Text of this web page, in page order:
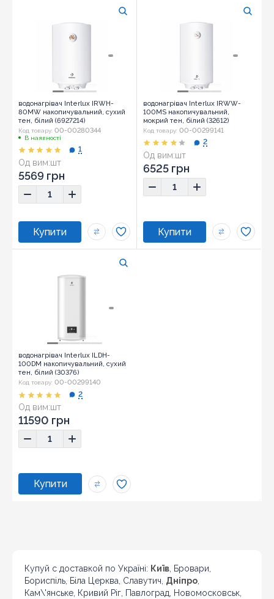
водонагрівач Interlux IRWH-
80MW накопичувальний, сухий
тен, білий (6927214)
Код товару: 00-00280344
В наявності
Од вим:шт
1
5569 грн
водонагрівач Interlux IRWW-
100MS накопичувальний,
мокрий тен, білий (32612)
Код товару: 00-00299141
Од вим:шт
2
6525 грн
водонагрівач Interlux ILDH-
100DM накопичувальний, сухий
тен, білий (30376)
Код товару: 00-00299140
Од вим:шт
2
11590 грн
Купуй с доставкой по Україні: Київ, Бровари,
Бориспіль, Біла Церква, Славутич, Дніпро,
Кам\'янське, Кривий Ріг, Павлоград, Новомосковськ,